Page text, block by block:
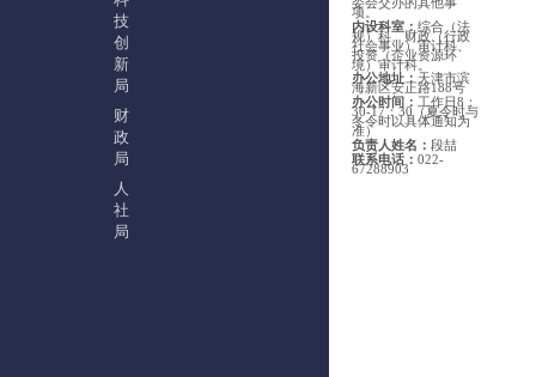
技
创
新
局
财
政
局
人
社
局
委会交办的其他事
项。
内设科室：综合（法
规）科、财政（行政
社会事业）审计科、
投资（企业资源环
境）审计科。
办公地址：天津市滨
海新区安正路188号
办公时间： 工作日8：
30-17：30 （夏令时与
冬令时以具体通知为
准）
负责人姓名：段喆
联系电话：022-
67288903